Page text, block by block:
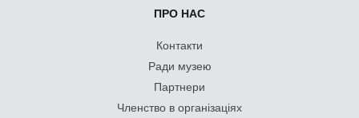
ПРО НАС
Контакти
Ради музею
Партнери
Членство в організаціях